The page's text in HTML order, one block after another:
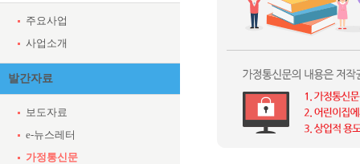
주요사업
사업소개
발간자료
보도자료
e-뉴스레터
가정통신문